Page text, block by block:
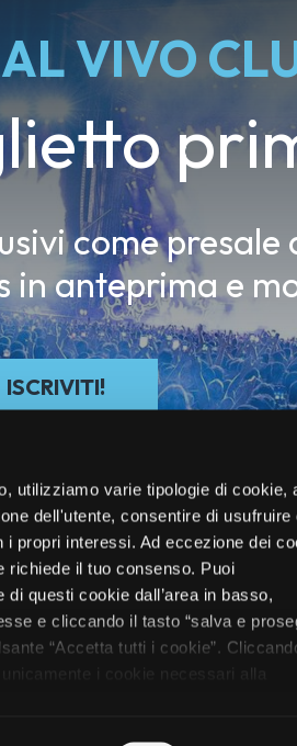
utilizziamo varie tipologie di cookie,
dell'utente, consentire di usufruire
propri interessi. Ad eccezione dei
richiede il tuo consenso. Puoi
questi cookie dall’area in basso,
e cliccando il tasto “salva e
“Accetta tutti i cookie”.
i cookie necessari alla
VIVO
come presale
in anteprima e
ISCRIVITI!
Mag Chi Siamo Biglietti Vivo Club